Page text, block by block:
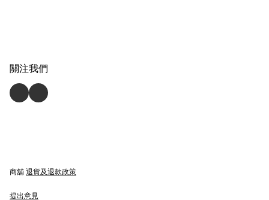
關注我們
商舖 退貨及退款政策
提出意見